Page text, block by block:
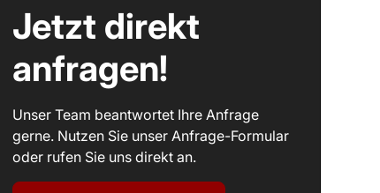
Jetzt direkt
anfragen!
Unser Team beantwortet Ihre Anfrage
gerne. Nutzen Sie unser Anfrage-Formular
oder rufen Sie uns direkt an.